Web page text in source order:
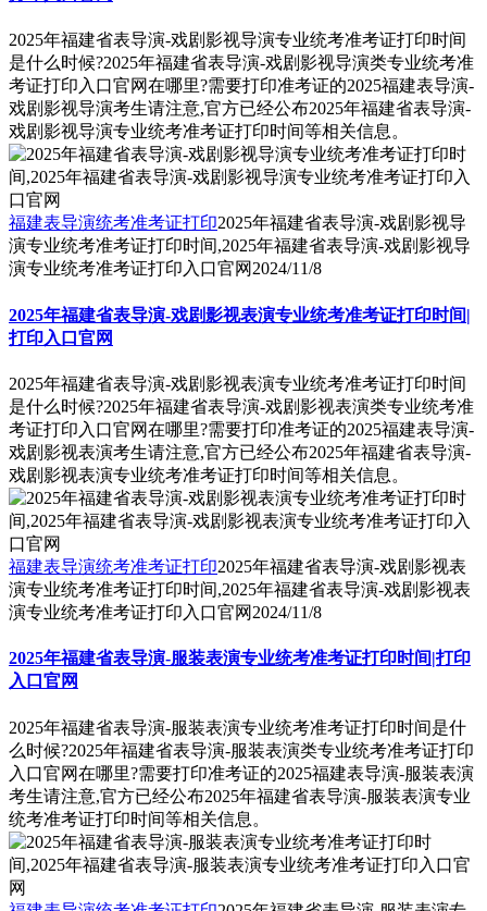
2025年福建省表导演-戏剧影视导演专业统考准考证打印时间
是什么时候?2025年福建省表导演-戏剧影视导演类专业统考准
考证打印入口官网在哪里?需要打印准考证的2025福建表导演-
戏剧影视导演考生请注意,官方已经公布2025年福建省表导演-
戏剧影视导演专业统考准考证打印时间等相关信息。
福建表导演统考准考证打印2025年福建省表导演-戏剧影视导
演专业统考准考证打印时间,2025年福建省表导演-戏剧影视导
演专业统考准考证打印入口官网2024/11/8
2025年福建省表导演-戏剧影视表演专业统考准考证打印时间|
打印入口官网
2025年福建省表导演-戏剧影视表演专业统考准考证打印时间
是什么时候?2025年福建省表导演-戏剧影视表演类专业统考准
考证打印入口官网在哪里?需要打印准考证的2025福建表导演-
戏剧影视表演考生请注意,官方已经公布2025年福建省表导演-
戏剧影视表演专业统考准考证打印时间等相关信息。
福建表导演统考准考证打印2025年福建省表导演-戏剧影视表
演专业统考准考证打印时间,2025年福建省表导演-戏剧影视表
演专业统考准考证打印入口官网 2024/11/8
2025年福建省表导演-服装表演专业统考准考证打印时间|打印
入口官网
2025年福建省表导演-服装表演专业统考准考证打印时间是什
么时候?2025年福建省表导演-服装表演类专业统考准考证打印
入口官网在哪里?需要打印准考证的2025福建表导演-服装表演
考生请注意,官方已经公布2025年福建省表导演-服装表演专业
统考准考证打印时间等相关信息。